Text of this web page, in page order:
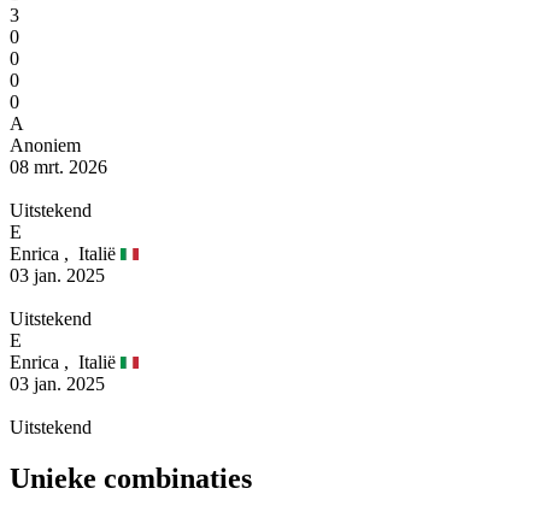
3
0
0
0
0
A
Anoniem
08 mrt. 2026
Uitstekend
E
Enrica , Italië
03 jan. 2025
Uitstekend
E
Enrica , Italië
03 jan. 2025
Uitstekend
Unieke combinaties